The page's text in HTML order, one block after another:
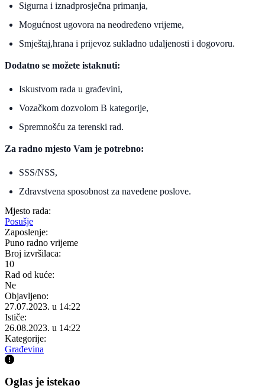
Sigurna i iznadprosječna primanja,
Mogućnost ugovora na neodređeno vrijeme,
Smještaj,hrana i prijevoz sukladno udaljenosti i dogovoru.
Dodatno se možete istaknuti:
Iskustvom rada u građevini,
Vozačkom dozvolom B kategorije,
Spremnošću za terenski rad.
Za radno mjesto Vam je potrebno:
SSS/NSS,
Zdravstvena sposobnost za navedene poslove.
Mjesto rada:
Posušje
Zaposlenje:
Puno radno vrijeme
Broj izvršilaca:
10
Rad od kuće:
Ne
Objavljeno:
27.07.2023. u 14:22
Ističe:
26.08.2023. u 14:22
Kategorije:
Građevina
Oglas je istekao